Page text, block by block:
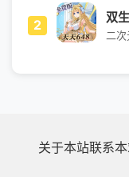
2 双
二
关于本站联系